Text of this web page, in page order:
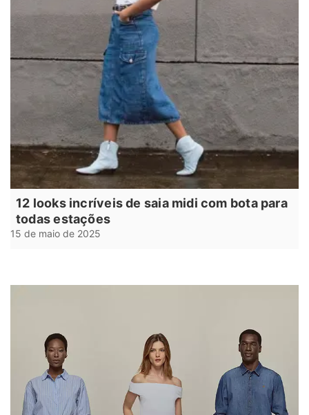
12 looks incríveis de saia midi com bota para
todas estações
15 de maio de 2025